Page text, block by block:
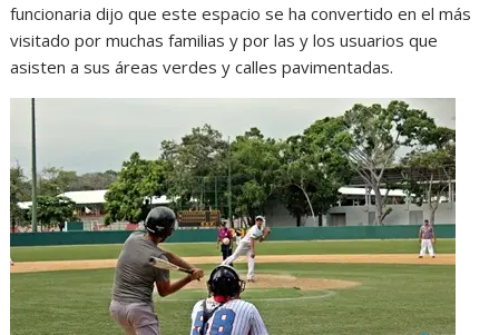
funcionaria dijo que este espacio se ha convertido en el más
visitado por muchas familias y por las y los usuarios que
asisten a sus áreas verdes y calles pavimentadas.